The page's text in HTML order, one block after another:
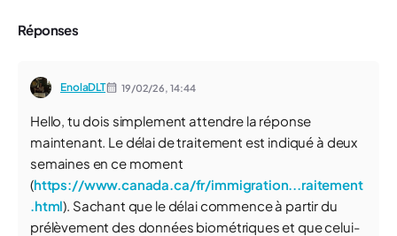
Réponses
EnolaDLT 19/02/26, 14:44
Hello, tu dois simplement attendre la réponse
maintenant. Le délai de traitement est indiqué à deux
semaines en ce moment
(https://www.canada.ca/fr/immigration...raitement
.html). Sachant que le délai commence à partir du
prélèvement des données biométriques et que celui-